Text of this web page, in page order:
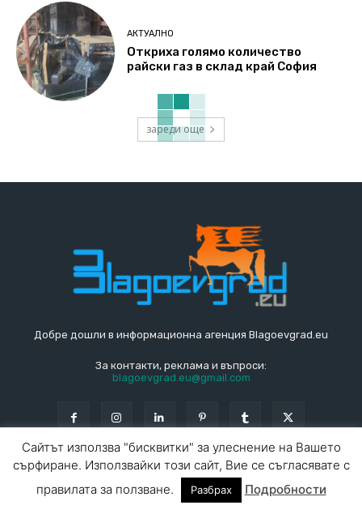
АКТУАЛНО
Откриха голямо количество
райски газ в склад край София
зареди още
Добре дошли в информационна агенция Blagoevgrad.eu
За контакти, реклама и въпроси:
blagoevgrad.eu@gmail.com
© Blagoevgrad.EU 2010 - 2026 Общи условия |
СПРАВОЧНИК
Сайтът използва "бисквитки" за улеснение на Вашето
сърфиране. Използвайки този сайт, Вие се съгласявате с
правилата за ползване.
Разбрах Подробности